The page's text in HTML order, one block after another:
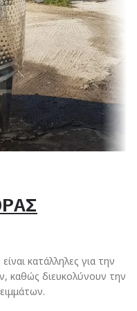
κατάλληλες για την
καθώς διευκολύνουν την